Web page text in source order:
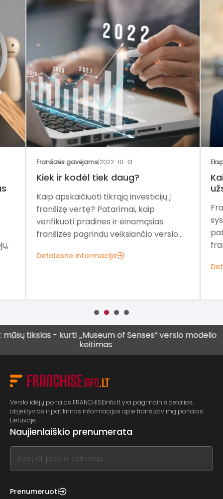
Franšizės gavėjams|2022-10-13
Kiek ir kodėl tiek daug?
Kaip apskaičiuoti tikrąją investicijų į
franšizę vertę? Patarimai, kaip
verifikuoti pradines ir einamąsias
franšizės pagrindu veiksiančio verslo...
Detalesnė informacija
tikslas - kurti „Museum of Senses“ verslo modelio
keitimas
Vis
Verslo idėjų portalas FRANCHISEinfo.lt yra pagrindinis detalios,
objektyvios ir patikimos informacijos apie franšizavimą portalas
Lietuvoje.
Naujienlaiškio prenumerata
If
you
this,
Prenumeruoti